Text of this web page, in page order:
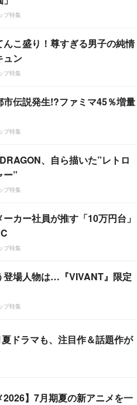
プ特集
んこ盛り！尊すぎる男子の純情
ュン
プ特集
市伝説発生!?ファミマ45％増量
プ特集
、自ら描いた”レトロ
ー”
プ特集
ーカー社員が推す「10万円台」
プ特集
登場人物は…『VIVANT』限定
プ特集
ドラマも、注目作＆話題作が
2026】7月期夏の新アニメを一